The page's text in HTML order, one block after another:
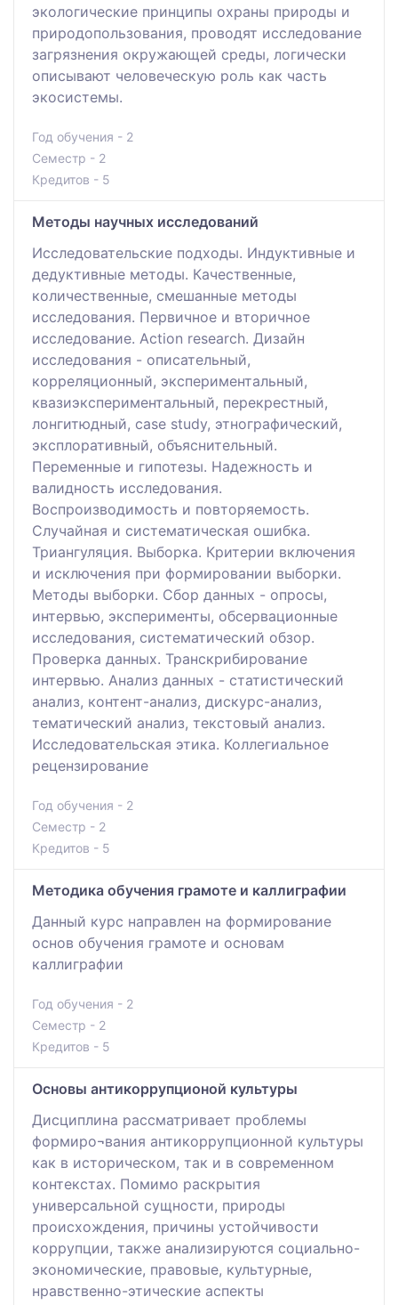
экологические принципы охраны природы и
природопользования, проводят исследование
загрязнения окружающей среды, логически
описывают человеческую роль как часть
экосистемы.
Год обучения - 2
Семестр - 2
Кредитов - 5
Методы научных исследований
Исследовательские подходы. Индуктивные и
дедуктивные методы. Качественные,
количественные, смешанные методы
исследования. Первичное и вторичное
исследование. Action research. Дизайн
исследования - описательный,
корреляционный, экспериментальный,
квазиэкспериментальный, перекрестный,
лонгитюдный, case study, этнографический,
эксплоративный, объяснительный.
Переменные и гипотезы. Надежность и
валидность исследования.
Воспроизводимость и повторяемость.
Случайная и систематическая ошибка.
Триангуляция. Выборка. Критерии включения
и исключения при формировании выборки.
Методы выборки. Сбор данных - опросы,
интервью, эксперименты, обсервационные
исследования, систематический обзор.
Проверка данных. Транскрибирование
интервью. Анализ данных - статистический
анализ, контент-анализ, дискурс-анализ,
тематический анализ, текстовый анализ.
Исследовательская этика. Коллегиальное
рецензирование
Год обучения - 2
Семестр - 2
Кредитов - 5
Методика обучения грамоте и каллиграфии
Данный курс направлен на формирование
основ обучения грамоте и основам
каллиграфии
Год обучения - 2
Семестр - 2
Кредитов - 5
Основы антикоррупционой культуры
Дисциплина рассматривает проблемы
формиро¬вания антикоррупционной культуры
как в историческом, так и в современном
контекстах. Помимо раскрытия
универсальной сущности, природы
происхождения, причины устойчивости
коррупции, также анализируются социально-
экономические, правовые, культурные,
нравственно-этические аспекты